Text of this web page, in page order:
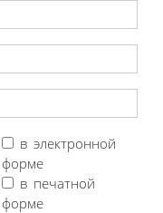
в электронной
форме
в печатной
форме